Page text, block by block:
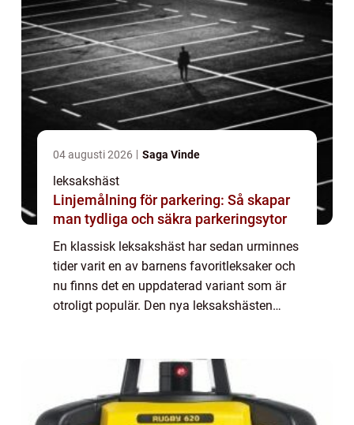
04 augusti 2026 Saga Vinde
leksakshäst
Linjemålning för parkering: Så skapar
man tydliga och säkra parkeringsytor
En klassisk leksakshäst har sedan urminnes
tider varit en av barnens favoritleksaker och
nu finns det en uppdaterad variant som är
otroligt populär. Den nya leksakshästen